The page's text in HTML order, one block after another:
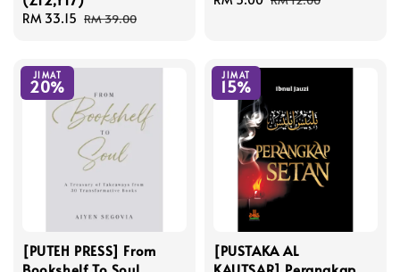
Sale
RM 33.15 Regular
RM 39.00
JIMAT
20%
[PUTEH PRESS] From
JIMAT
15%
[PUSTAKA AL